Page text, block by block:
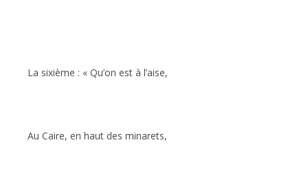
La sixième : « Qu’on est à l’aise,
Au Caire, en haut des minarets,